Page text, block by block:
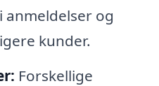
anmeldelser og
kunder.
Forskellige